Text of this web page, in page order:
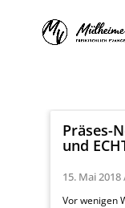
Präses-
und
15. Mai 2018
Vor wenigen